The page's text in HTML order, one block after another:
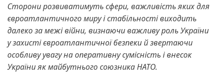
Сторони розвиватимуть сфери, важливість яких для
євроатлантичного миру і стабільності виходить
далеко за межі війни, визнаючи важливу роль України
у захисті євроатлантичної безпеки й звертаючи
особливу увагу на оперативну сумісність і внесок
України як майбутнього союзника НАТО.